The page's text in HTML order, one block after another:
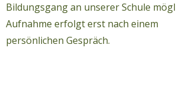
Bildungsgang an unserer Schule
Aufnahme erfolgt erst nach einem
persönlichen Gespräch.